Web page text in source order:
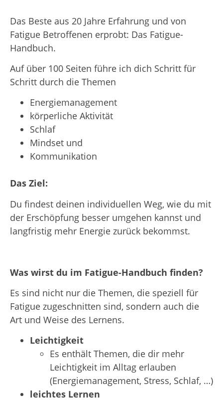
Das Beste aus 20 Jahre Erfahrung und von
Fatigue Betroffenen erprobt: Das Fatigue-
Handbuch.
Auf über 100 Seiten führe ich dich Schritt für
Schritt durch die Themen
Energiemanagement
körperliche Aktivität
Schlaf
Mindset und
Kommunikation
Das Ziel:
Du findest deinen individuellen Weg, wie du mit
der Erschöpfung besser umgehen kannst und
langfristig mehr Energie zurück bekommst.
Was wirst du im Fatigue-Handbuch finden?
Es sind nicht nur die Themen, die speziell für
Fatigue zugeschnitten sind, sondern auch die
Art und Weise des Lernens.
Leichtigkeit
Es enthält Themen, die dir mehr
Leichtigkeit im Alltag erlauben
(Energiemanagement, Stress, Schlaf, …)
leichtes Lernen